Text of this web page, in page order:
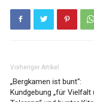
Vorheriger Artikel
„Bergkamen ist bunt“:
Kundgebung „für Vielfalt